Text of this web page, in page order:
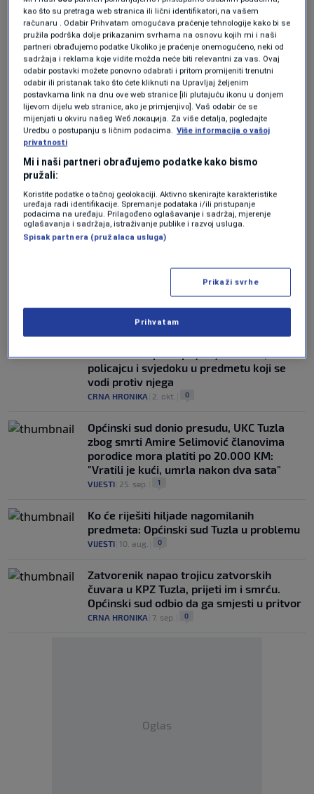
Potvrđena optužnica i produžen pritvor za
osam osoba optuženih za podvođenje
maloljetnica u Tuzli
VIJESTI|28. jan.| 0
STRAVIČAN SLUČAJ
Sud u Tuzli odredio pritvor dvojici
muškaraca: Sumnjiče se za spolni odnos
sa 13-godišnjim dječakom
VIJESTI|21. nov.| 0
Oglas
ODREĐEN MU PRITVOR
Nezir Šarić uputio prijetnje tužiocu,
policajcu i svjedoku u predmetu koji se
vodi protiv njega
CRNA HRONIKA 2. okt. 0
Općinski sud donio presudu, UKC Tuzla
zbog smrti Amire Selimović članovima
porodice mora platiti po 20.000 KM:
"Vratili je kući, umrla nakon dva sata"
VIJESTI 25. sep. 1
Ko će riješiti hiljade nagomilanih
predmeta: Općinski sud Tuzla u problemu
VIJESTI 10. aug. 0
Zatvorenik napao trojicu zatvorskih
čuvara u KPZ Tuzla, prijeti im i smrću.
Općinski sud odbio da ga smjesti u pritvor
CRNA HRONIKA 7. sep. 0
Oglas
kao što su pretraga web stranica ili lični identifikatori, na vašem
računaru . Odabir Prihvatam omogućava praćenje tehnologije kako bi se
pružila podrška dolje prikazanim svrhama na osnovu kojih mi i naši
partneri obrađujemo podatke Ukoliko je praćenje onemogućeno, neki od
sadržaja i reklama koje vidite možda neće biti relevantni za vas. Ovaj
odabir postavki možete ponovno odabrati i pritom promijeniti trenutni
odabir ili pristanak tako što ćete kliknuti na Upravljaj željenim
postavkama link na dnu ove web stranice [ili plutajuću ikonu u donjem
lijevom dijelu web stranice, ako je primjenjivo]. Vaš odabir će se
mijenjati u okviru našeg Wеб локација. Za više detalja, pogledajte
Uredbu o postupanju s ličnim podacima. Više informacija o vašoj
privatnosti
Mi i naši partneri obrađujemo podatke kako bismo
pružali:
Koristite podatke o tačnoj geolokaciji. Aktivno skenirajte karakteristike
uređaja radi identifikacije. Spremanje podataka i/ili pristupanje
podacima na uređaju. Prilagođeno oglašavanje i sadržaj, mjerenje
oglašavanja i sadržaja, istraživanje publike i razvoj usluga.
Spisak partnera (pružalaca usluga)
Prikaži svrhe
Prihvatam